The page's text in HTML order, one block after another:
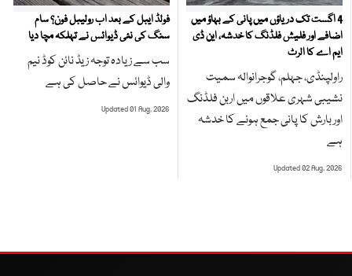
4 اگست تک دریاؤں میں پانی کے بہاؤ میں
اضافے اور فلیش فلڈنگ کا خدشہ، این ڈی
ایم اے کا الرٹ
راولپنڈی، جہلم، گوجرانوالہ سمیت
نشیبی شہری علاقوں میں اربن فلڈنگ
اور بارش کا پانی جمع ہونے کا خدشہ
ہے
Updated 02 Aug, 2026
فولڈ ایبل کے بعد اب رولیبل فون؟ سام
سنگ کی نئی ڈیوائس نے تہلکہ مچا دیا
سب سے زیادہ توجہ زیڈ نائن کوڈ نیم
والی ڈیوائس نے حاصل کی ہے
Updated 01 Aug, 2026